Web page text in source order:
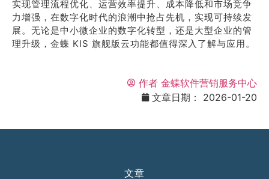
实现管理流程优化、运营效率提升、成本降低和市场竞争
力增强，在数字化时代的浪潮中抢占先机，实现可持续发
展。无论是中小微企业的数字化转型，还是大型企业的管
理升级，金蝶 KIS 旗舰版云功能都值得深入了解与应用。
作者 金蝶软件营销服务中心
文章日期：
2026-01-20
文章